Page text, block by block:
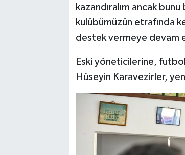
kazandıralım ancak
kulübümüzün etrafında
destek vermeye devam
Eski yöneticilerine,
Hüseyin Karavezirler,